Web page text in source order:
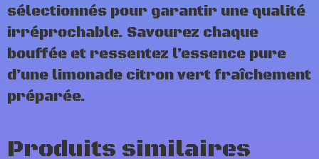
sélectionnés pour garantir une qualité
irréprochable. Savourez chaque
bouffée et ressentez l’essence pure
d’une limonade citron vert fraîchement
préparée.
Produits similaires